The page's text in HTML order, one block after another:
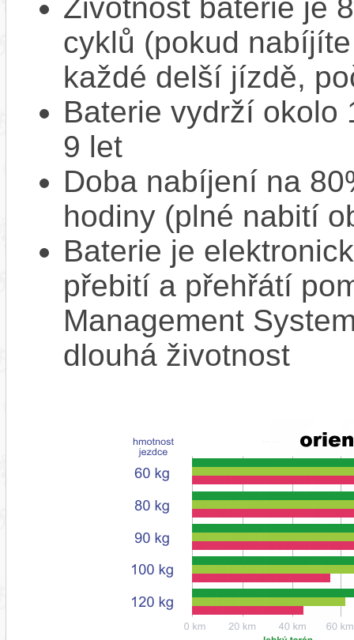
Životnost baterie je
cyklů (pokud
každé delší jízdě,
Baterie vydrží okolo
9 let
Doba nabíjení na
hodiny (plné nabití
Baterie je
přebití a přehřátí
Management
dlouhá životnost